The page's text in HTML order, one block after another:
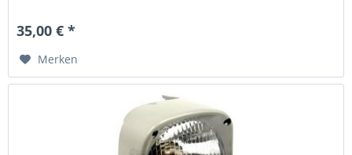
35,00 € *
Merken